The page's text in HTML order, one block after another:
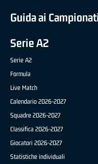
Guida ai
Serie A2
Serie A2
Formula
Live Match
Calendario 2026-2027
Squadre 2026-2027
Classifica 2026-2027
Giocatori 2026-2027
Statistiche individuali